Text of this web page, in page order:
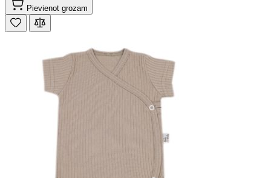
Pievienot grozam